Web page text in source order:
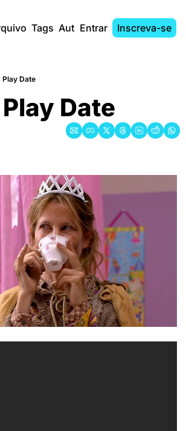
Tags AutoresEntrar Inscreva-se
Play Date
Date